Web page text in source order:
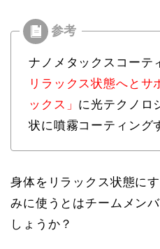
ナノメタックスコーテ
リラックス状態へとサ
ックス」 に光テクノロ
状に噴霧コーティング
身体をリラックス状態に
みに使うとはチームメン
しょうか？